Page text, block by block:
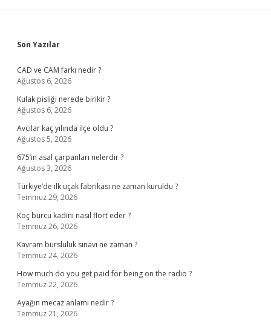
Sidebar
Son Yazılar
CAD ve CAM farkı nedir ?
Ağustos 6, 2026
Kulak pisliği nerede birikir ?
Ağustos 6, 2026
Avcılar kaç yılında ilçe oldu ?
Ağustos 5, 2026
675’in asal çarpanları nelerdir ?
Ağustos 3, 2026
Türkiye’de ilk uçak fabrikası ne zaman kuruldu ?
Temmuz 29, 2026
Koç burcu kadını nasıl flört eder ?
Temmuz 26, 2026
Kavram bursluluk sınavı ne zaman ?
Temmuz 24, 2026
How much do you get paid for being on the radio ?
Temmuz 22, 2026
Ayağın mecaz anlamı nedir ?
Temmuz 21, 2026